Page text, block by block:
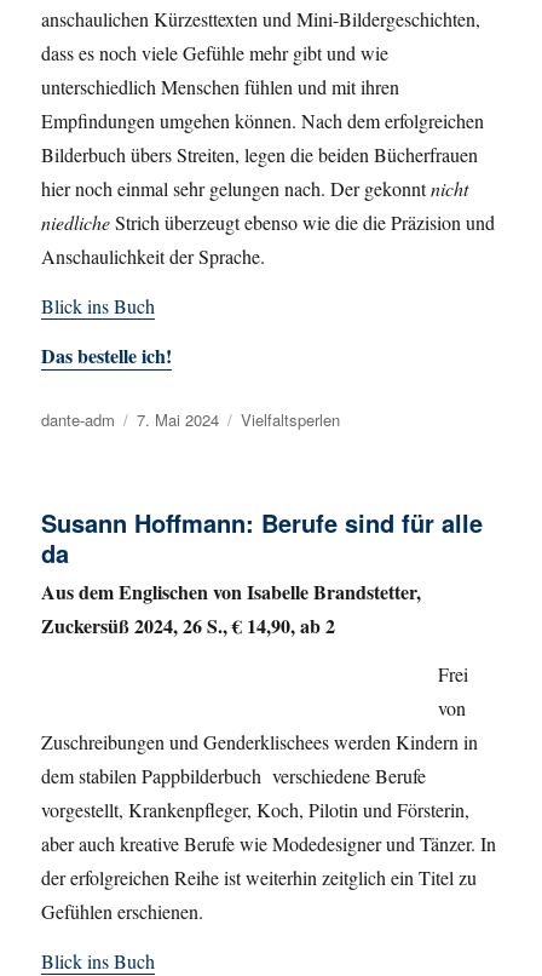
anschaulichen Kürzesttexten und Mini-Bildergeschichten,
dass es noch viele Gefühle mehr gibt und wie
unterschiedlich Menschen fühlen und mit ihren
Empfindungen umgehen können. Nach dem erfolgreichen
Bilderbuch übers Streiten, legen die beiden Bücherfrauen
hier noch einmal sehr gelungen nach. Der gekonntnicht
niedlicheStrich überzeugt ebenso wie die die Präzision und
Anschaulichkeit der Sprache.
Blick ins Buch
Das bestelle ich!
Autor
dante-adm
Veröffentlicht
7. Mai 2024 Kategorien
Vielfaltsperlen
Susann Hoffmann: Berufe sind für alle
da
Aus dem Englischen von Isabelle Brandstetter,
Zuckersüß 2024, 26 S., € 14,90, ab 2
Frei
von
Zuschreibungen und Genderklischees werden Kindern in
dem stabilen Pappbilderbuch verschiedene Berufe
vorgestellt, Krankenpfleger, Koch, Pilotin und Försterin,
aber auch kreative Berufe wie Modedesigner und Tänzer. In
der erfolgreichen Reihe ist weiterhin zeitglich ein Titel zu
Gefühlen erschienen.
Blick ins Buch